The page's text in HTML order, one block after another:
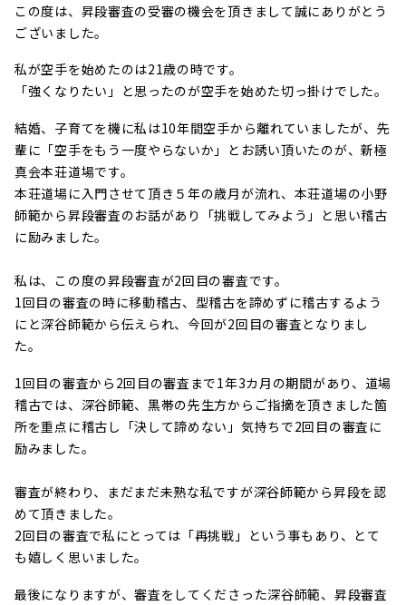
この度は、昇段審査の受審の機会を頂きまして誠にありがとう
ございました。
私が空手を始めたのは21歳の時です。
「強くなりたい」と思ったのが空手を始めた切っ掛けでした。
結婚、子育てを機に私は10年間空手から離れていましたが、先
輩に「空手をもう一度やらないか」とお誘い頂いたのが、新極
真会本荘道場です。
本荘道場に入門させて頂き５年の歳月が流れ、本荘道場の小野
師範から昇段審査のお話があり「挑戦してみよう」と思い稽古
に励みました。
私は、この度の昇段審査が2回目の審査です。
1回目の審査の時に移動稽古、型稽古を諦めずに稽古するよう
にと深谷師範から伝えられ、今回が2回目の審査となりまし
た。
1回目の審査から2回目の審査まで1年3カ月の期間があり、道場
稽古では、深谷師範、黒帯の先生方からご指摘を頂きました箇
所を重点に稽古し「決して諦めない」気持ちで2回目の審査に
励みました。
審査が終わり、まだまだ未熟な私ですが深谷師範から昇段を認
めて頂きました。
2回目の審査で私にとっては「再挑戦」という事もあり、とて
も嬉しく思いました。
最後になりますが、審査をしてくださった深谷師範、昇段審査